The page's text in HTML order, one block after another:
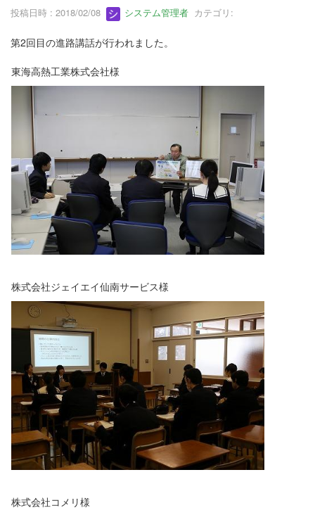
投稿日時 : 2018/02/08 システム管理者 カテゴリ:
第2回目の進路講話が行われました。
東海高熱工業株式会社様
株式会社ジェイエイ仙南サービス様
株式会社コメリ様